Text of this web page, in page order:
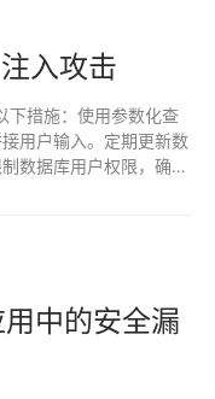
入攻击
下措施：使用参数化查
用户输入。定期更新数
数据库用户权限，确保
中的安全漏